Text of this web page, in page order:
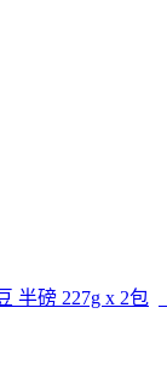
半磅 227g x 2包